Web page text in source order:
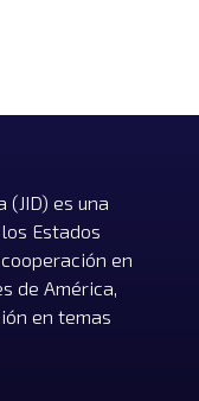
(JID) es una
Estados
en
de América,
en temas